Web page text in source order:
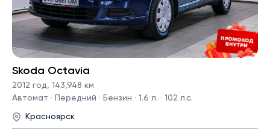
Skoda Octavia
2012 год, 143,948 км
Автомат · Передний · Бензин · 1.6 л. · 102 л.с.
Красноярск